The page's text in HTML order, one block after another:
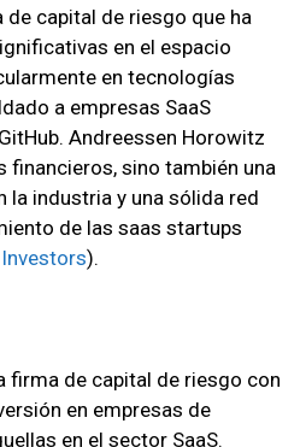
capital de riesgo que ha
en el espacio
en tecnologías
a empresas SaaS
Andreessen Horowitz
financieros, sino también una
la industria y una sólida red
de las saas startups
).
firma de capital de riesgo con
en empresas de
en el sector SaaS.